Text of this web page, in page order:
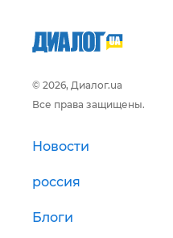
© 2026, Диалог.ua
Все права защищены.
Новости
россия
Блоги